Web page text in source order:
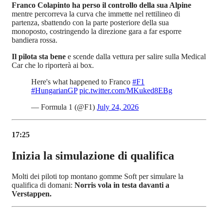
Franco Colapinto ha perso il controllo della sua Alpine
mentre percorreva la curva che immette nel rettilineo di
partenza, sbattendo con la parte posteriore della sua
monoposto, costringendo la direzione gara a far esporre
bandiera rossa.
Il pilota sta bene e scende dalla vettura per salire sulla Medical
Car che lo riporterà ai box.
Here's what happened to Franco #F1
#HungarianGP pic.twitter.com/MKuked8EBg
— Formula 1 (@F1) July 24, 2026
17:25
Inizia la simulazione di qualifica
Molti dei piloti top montano gomme Soft per simulare la
qualifica di domani: Norris vola in testa davanti a
Verstappen.